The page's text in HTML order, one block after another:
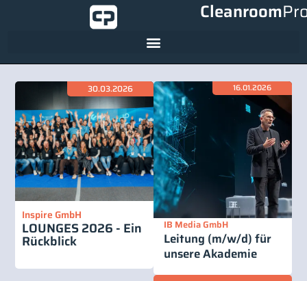
Cleanroom
30.03.2026
Inspire GmbH
LOUNGES 2026 - Ein
Rückblick
16.01.2026
IB Media GmbH
Leitung (m/w/d) für
unsere Akademie